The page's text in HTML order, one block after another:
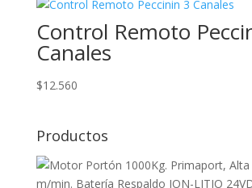
Control Remoto
Canales
$12.560
Productos